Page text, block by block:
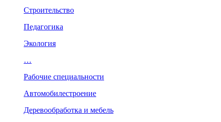
Строительство
Педагогика
Экология
…
Рабочие специальности
Автомобилестроение
Деревообработка и мебель